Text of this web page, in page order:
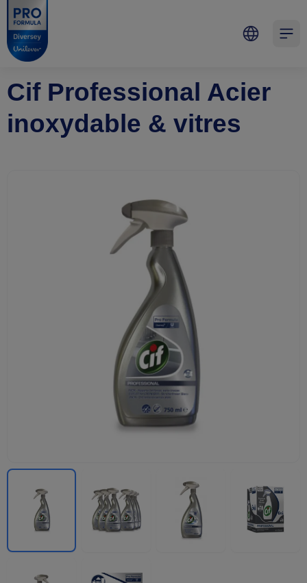
Skip to main content
Skip to navigation
Skip to footer
Pro Formula
Cif Professional Acier
inoxydable & vitres